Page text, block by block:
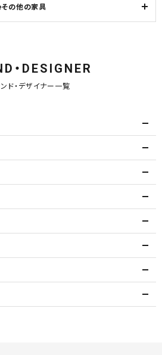
の他の家具
・DESIGNER
ド・デザイナー一覧